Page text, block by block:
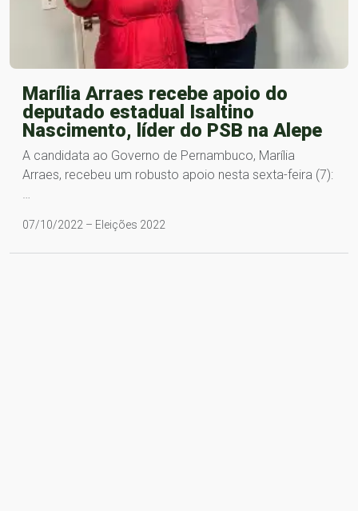
Marília Arraes recebe apoio do
deputado estadual Isaltino
Nascimento, líder do PSB na Alepe
A candidata ao Governo de Pernambuco, Marília
Arraes, recebeu um robusto apoio nesta sexta-feira (7):
…
07/10/2022 – Eleições 2022